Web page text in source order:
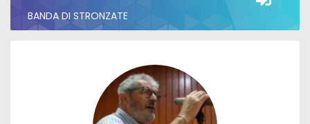
BANDA DI STRONZATE